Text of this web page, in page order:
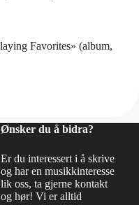
Favorites» (album,
Ønsker du å bidra?
Er du interessert i å skrive
og har en musikkinteresse
lik oss, ta gjerne kontakt
og hør! Vi er alltid